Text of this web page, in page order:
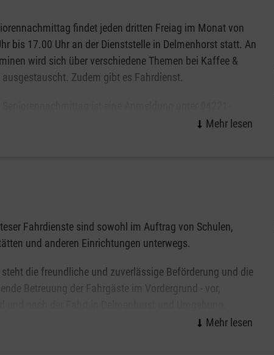
findet jeden dritten Freiag im Monat von
bis 17.00 Uhr an der Dienststelle in Delmenhorst statt. An
wird sich über verschiedene Themen bei Kaffee &
ausgestauscht. Zudem gibt es Fahrdienst.
Fahrdienste sind sowohl im Auftrag von Schulen,
und anderen Einrichtungen unterwegs.
steht die freundliche und zuverlässige Beförderung und die
Betreuung der Fahrgäste im Vordergrund - vor,